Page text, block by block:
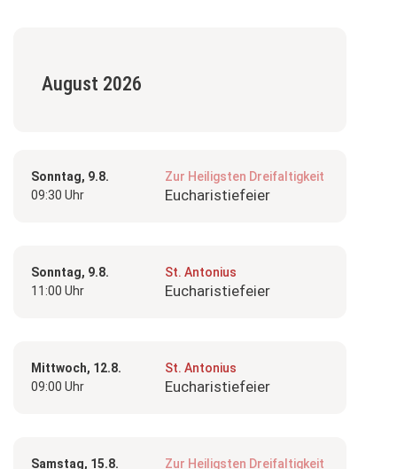
August 2026
Sonntag, 9.8.
Zur Heiligsten Dreifaltigkeit
09:30 Uhr
Eucharistiefeier
Sonntag, 9.8.
St. Antonius
11:00 Uhr
Eucharistiefeier
Mittwoch, 12.8.
St. Antonius
09:00 Uhr
Eucharistiefeier
Samstag, 15.8.
Zur Heiligsten Dreifaltigkeit